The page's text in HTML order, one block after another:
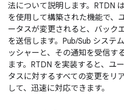
法について説明します。RTDN
を使用して構築された機能で、
ータスが変更されると、バック
を送信します。Pub/Sub システ
ッシャーと、その通知を受信す
ます。RTDN を実装すると、ユ
タスに対するすべての変更をリ
して、迅速に対応できます。